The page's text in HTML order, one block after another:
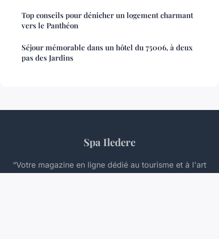
Top conseils pour dénicher un logement charmant
vers le Panthéon
Séjour mémorable dans un hôtel du 75006, à deux
pas des Jardins
Spa Iledere
“Votre magazine en ligne dédié au tourisme et à l'art